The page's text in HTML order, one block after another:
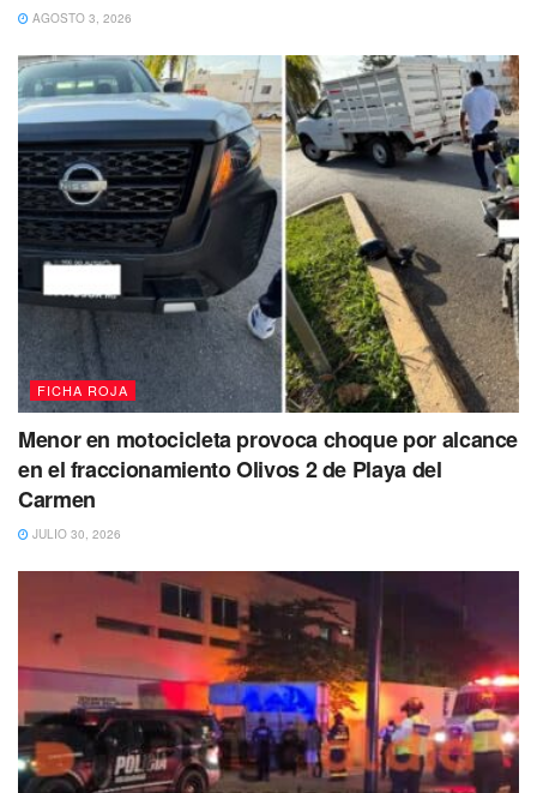
Debido a quelas unidades quedaron obstruyendo
parte de la vía,el tráfico en la zona se vio afectado
durante varios minutos.Elementos de Tránsito Municipal
se hicieron cargo del deslinde de responsabilidadesy
del abanderamiento del sitio para evitar otro percance.
AGOSTO 3, 2026
FICHA ROJA
Menor en motocicleta provoca choque por alcance
en el fraccionamiento Olivos 2 de Playa del
Carmen
JULIO 30, 2026